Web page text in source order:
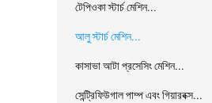
টেপিওকা স্টার্চ মেশিন...
আলু স্টার্চ মেশিন...
কাসাভা আটা প্রসেসিং মেশিন...
সেন্ট্রিফিউগাল পাম্প এবং গিয়ারবক্স...